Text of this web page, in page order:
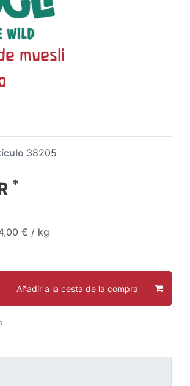
muesli
38205
*
€ / kg
Añadir a la cesta de la compra